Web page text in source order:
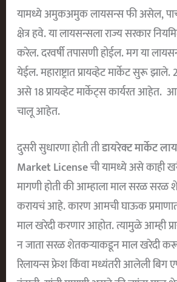
यामध्ये अमुकअमुक लायसन्स फी असेल,
क्षेत्र हवे. या लायसन्सला राज्य सरकार
करेल. दरवर्षी तपासणी होईल. मग या
येईल. महाराष्ट्रात प्रायव्हेट मार्केट सुरू झाले.
असे 18 प्रायव्हेट मार्केट्स कार्यरत आहेत.
चालू आहेत.
दुसरी सुधारणा होती तीडायरेक्ट मार्केट
Market Licenseची यामध्ये असे काही
मागणी होती की आम्हाला माल सरळ सरळ
करायचं आहे. कारण आमची घाऊक
माल खरेदी करणार आहोत. त्यामुळे आम्ही
न जाता सरळ शेतकऱ्याकडून माल खरेदी करू
रिलायन्स फ्रेश किंवा मध्यंतरी आलेली बिग